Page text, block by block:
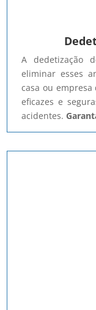
A dedetização
eliminar esses
casa ou empresa
eficazes e
acidentes.